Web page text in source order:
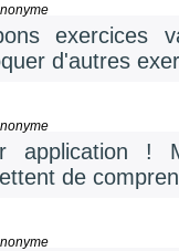
exercices
d'autres
application !
de